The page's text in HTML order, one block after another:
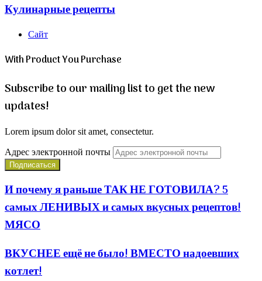
Кулинарные рецепты
Сайт
With Product You Purchase
Subscribe to our mailing list to get the new
updates!
Lorem ipsum dolor sit amet, consectetur.
Адрес электронной почты
И почему я раньше ТАК НЕ ГОТОВИЛА? 5
самых ЛЕНИВЫХ и самых вкусных рецептов!
МЯСО
ВКУСНЕЕ ещё не было! ВМЕСТО надоевших
котлет!